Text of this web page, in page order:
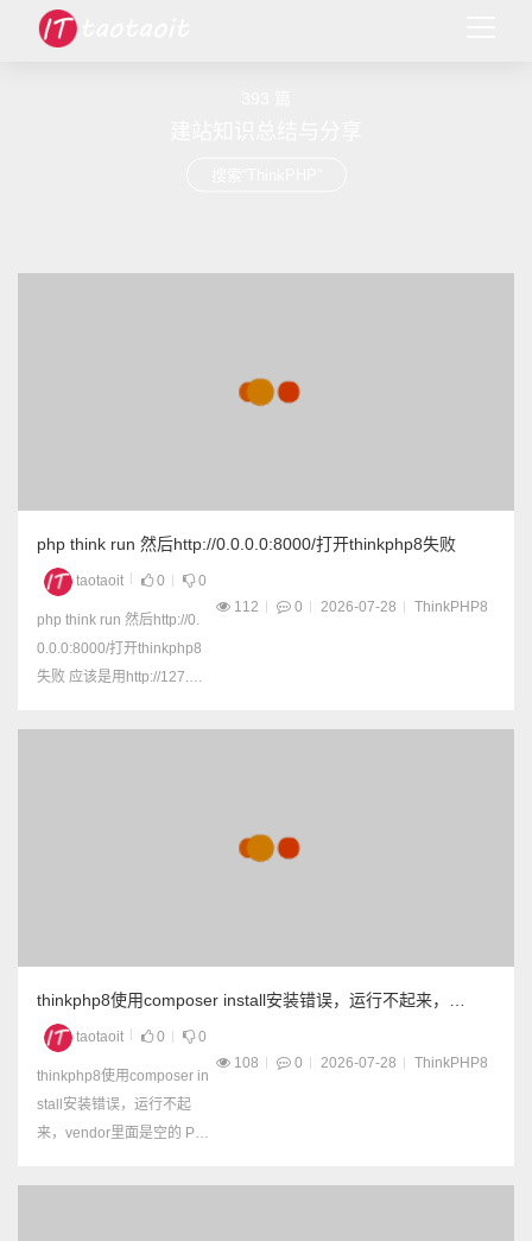
php think run 然后http://0.0.0.0:8000/打开thinkphp8失败
taotaoit 0
0
112
0 2026-07-28 ThinkPHP8
php think run 然后http://0.
0.0.0:8000/打开thinkphp8
失败 应该是用http://127.0.
果运行的时候就提示错误 p
thinkphp8使用composer install安装错误，运行不起来，
vendor里面是空的
taotaoit 0
0
108
0 2026-07-28 ThinkPHP8
thinkphp8使用composer in
stall安装错误，运行不起
来，vendor里面是空的 Pro
on requires topthink/think-t